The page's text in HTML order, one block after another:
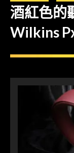
酒紅色
Wilkins